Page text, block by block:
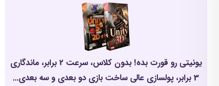
یونیتی رو قورت بده! بدون کلاس، سرعت 2 برابر، ماندگاری
3 برابر، پولسازی عالی ساخت بازی دو بعدی و سه بعدی...